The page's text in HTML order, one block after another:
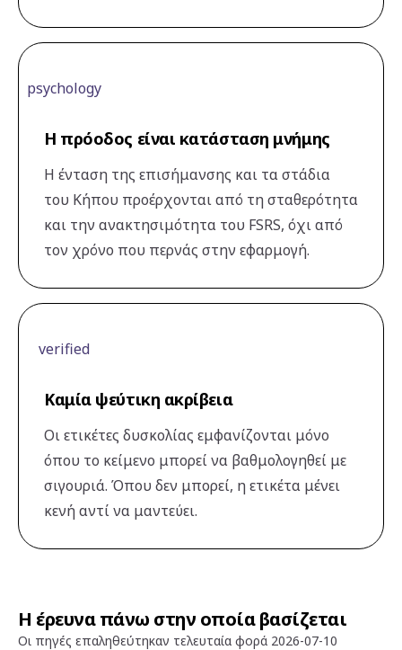
psychology
Η πρόοδος είναι κατάσταση μνήμης
Η ένταση της επισήμανσης και τα στάδια
του Κήπου προέρχονται από τη σταθερότητα
και την ανακτησιμότητα του FSRS, όχι από
τον χρόνο που περνάς στην εφαρμογή.
verified
Καμία ψεύτικη ακρίβεια
Οι ετικέτες δυσκολίας εμφανίζονται μόνο
όπου το κείμενο μπορεί να βαθμολογηθεί με
σιγουριά. Όπου δεν μπορεί, η ετικέτα μένει
κενή αντί να μαντεύει.
Η έρευνα πάνω στην οποία βασίζεται
Οι πηγές επαληθεύτηκαν τελευταία φορά 2026-07-10